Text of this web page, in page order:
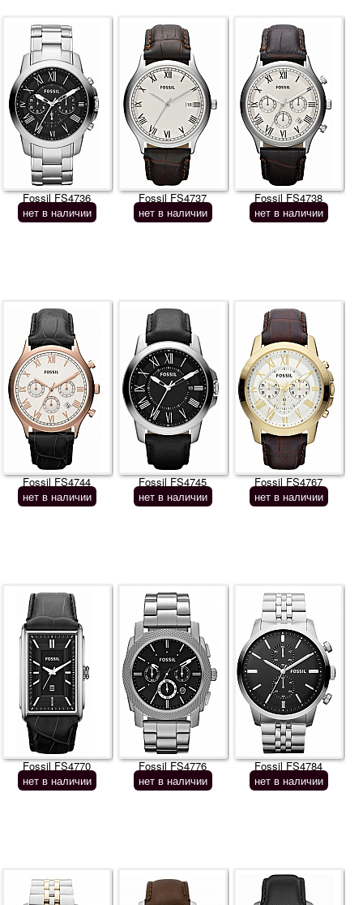
Fossil FS4736
нет в наличии
Fossil FS4737
нет в наличии
Fossil FS4738
нет в наличии
Fossil FS4744
нет в наличии
Fossil FS4745
нет в наличии
Fossil FS4767
нет в наличии
Fossil FS4770
нет в наличии
Fossil FS4776
нет в наличии
Fossil FS4784
нет в наличии